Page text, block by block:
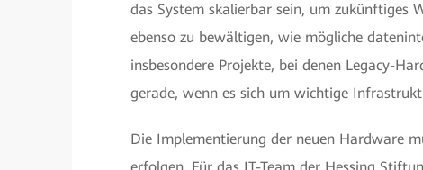
das System skalierbar sein, um zukünftiges
ebenso zu bewältigen, wie mögliche
insbesondere Projekte, bei denen Legacy-
gerade, wenn es sich um wichtige
Die Implementierung der neuen Hardware